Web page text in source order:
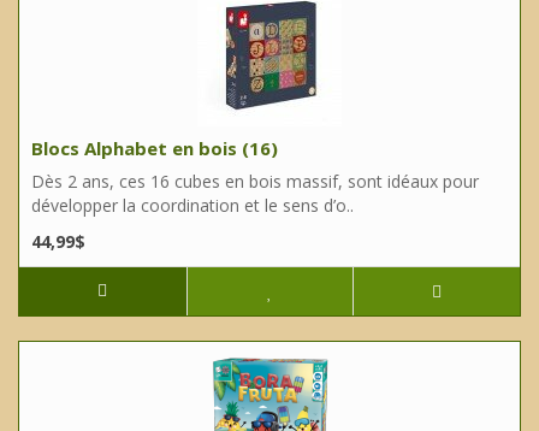
Blocs Alphabet en bois (16)
Dès 2 ans, ces 16 cubes en bois massif, sont idéaux pour
développer la coordination et le sens d’o..
44,99$